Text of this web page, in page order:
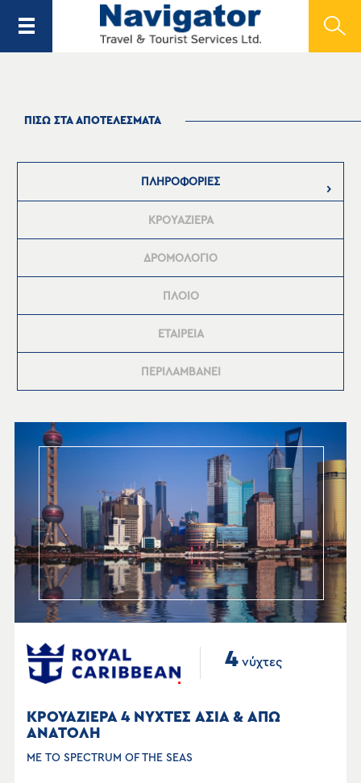
ΠΙΣΩ ΣΤΑ ΑΠΟΤΕΛΕΣΜΑΤΑ
ΠΛΗΡΟΦΟΡΙΕΣ
ΚΡΟΥΑΖΙΕΡΑ
ΔΡΟΜΟΛΟΓΙΟ
ΠΛΟΙΟ
ΕΤΑΙΡΕΙΑ
ΠΕΡΙΛΑΜΒΑΝΕΙ
4 νύχτες
ΚΡΟΥΑΖΙΕΡΑ 4 ΝΥΧΤΕΣ ΑΣΙΑ & ΑΠΩ
ΑΝΑΤΟΛΗ
ΜΕ ΤΟ SPECTRUM OF THE SEAS